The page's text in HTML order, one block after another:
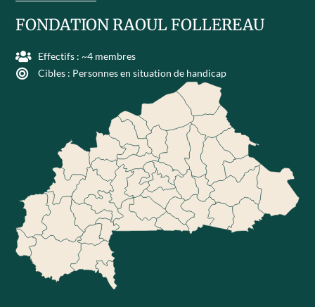
FONDATION RAOUL FOLLEREAU
Effectifs : ~4 membres
Cibles : Personnes en situation de handicap